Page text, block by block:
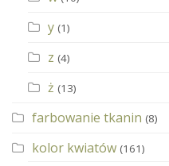
y (1)
z (4)
ż (13)
farbowanie tkanin (8)
kolor kwiatów (161)